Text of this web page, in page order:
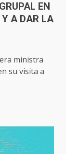
EN
A DAR LA
ministra
su visita a